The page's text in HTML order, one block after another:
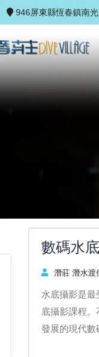
946屏東縣恆春鎮南
數碼水
潛莊 潛水渡
水底攝影是
底攝影課程
發展的現代數